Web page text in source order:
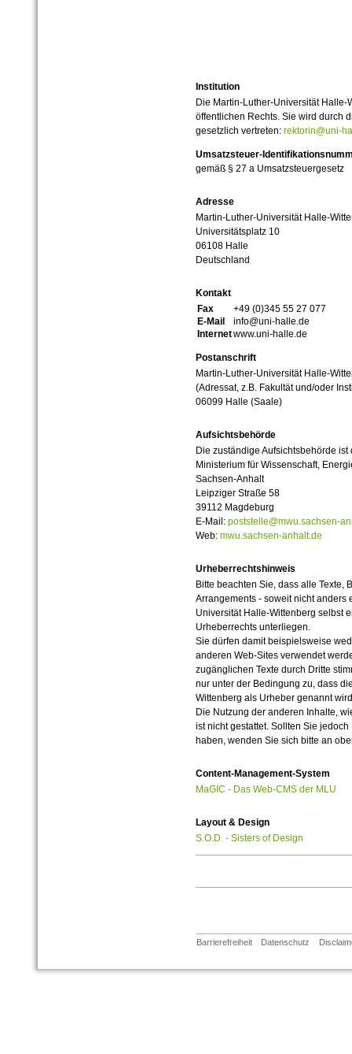
Institution
Die Martin-Luther-Universität
öffentlichen Rechts. Sie wird durch
gesetzlich vertreten: rektorin@uni-
Umsatzsteuer-
gemäß § 27 a Umsatzsteuergesetz
Adresse
Martin-Luther-Universität Halle-
Universitätsplatz 10
06108 Halle
Deutschland
Kontakt
Fax
+49 (0)345 55 27 077
E-Mail
info@uni-halle.de
Internetwww.uni-halle.de
Postanschrift
Martin-Luther-Universität Halle-
(Adressat, z.B. Fakultät und/oder
06099 Halle (Saale)
Aufsichtsbehörde
Die zuständige Aufsichtsbehörde ist
Ministerium für Wissenschaft,
Sachsen-Anhalt
Leipziger Straße 58
39112 Magdeburg
E-Mail: poststelle@mwu.sachsen-
Web: mwu.sachsen-anhalt.de
Urheberrechtshinweis
Bitte beachten Sie, dass alle Texte,
Arrangements - soweit nicht anders
Universität Halle-Wittenberg selbst
Urheberrechts unterliegen.
Sie dürfen damit beispielsweise
anderen Web-Sites verwendet
zugänglichen Texte durch Dritte
nur unter der Bedingung zu, dass
Wittenberg als Urheber genannt
Die Nutzung der anderen Inhalte,
ist nicht gestattet. Sollten Sie
haben, wenden Sie sich bitte an
Content-Management-System
MaGIC - Das Web-CMS der MLU
Layout & Design
S.O.D. - Sisters of Design
Barrierefreiheit Datenschutz